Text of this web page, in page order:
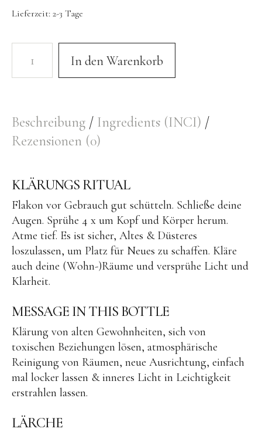
Regeneration
Herzsprache
Retreats
Hawai’i 2019 & 2014
Bali 2013
Übertragung vom Kraftort
Ausbildung
Medialität & Meditation I
Medialität & Meditation II
Feedback | Ausbildungen
Blog
Lieferzeit: 2-3 Tage
In den Warenkorb
Beschreibung
Ingredients (INCI)
Rezensionen (0)
KLÄRUNGS RITUAL
Flakon vor Gebrauch gut schütteln. Schließe deine
Augen. Sprühe 4 x um Kopf und Körper herum.
Atme tief. Es ist sicher, Altes & Düsteres
loszulassen, um Platz für Neues zu schaffen. Kläre
auch deine (Wohn-)Räume und versprühe Licht und
Klarheit.
MESSAGE IN THIS BOTTLE
Klärung von alten Gewohnheiten, sich von
toxischen Beziehungen lösen, atmosphärische
Reinigung von Räumen, neue Ausrichtung, einfach
mal locker lassen & inneres Licht in Leichtigkeit
erstrahlen lassen.
LÄRCHE